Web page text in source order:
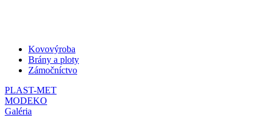
Kovovýroba
Brány a ploty
Zámočníctvo
PLAST-MET
MODEKO
Galéria